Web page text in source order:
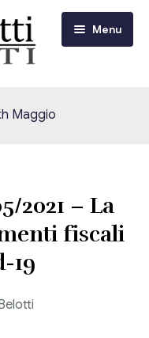
Menu
Maggio
2021 – La
fiscali
19